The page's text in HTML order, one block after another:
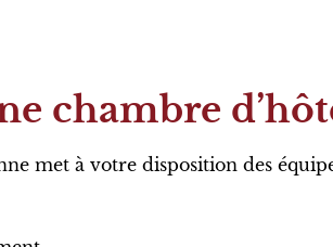
chambre
met à votre disposition des